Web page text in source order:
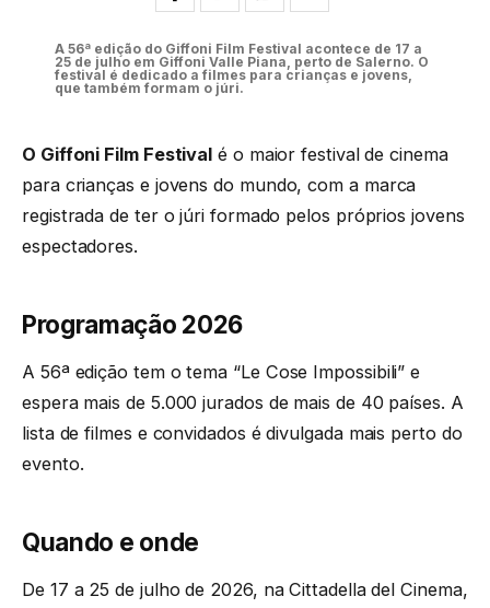
A 56ª edição do Giffoni Film Festival acontece de 17 a
25 de julho em Giffoni Valle Piana, perto de Salerno. O
festival é dedicado a filmes para crianças e jovens,
que também formam o júri.
O Giffoni Film Festival é o maior festival de cinema
para crianças e jovens do mundo, com a marca
registrada de ter o júri formado pelos próprios jovens
espectadores.
Programação 2026
A 56ª edição tem o tema “Le Cose Impossibili” e
espera mais de 5.000 jurados de mais de 40 países. A
lista de filmes e convidados é divulgada mais perto do
evento.
Quando e onde
De 17 a 25 de julho de 2026, na Cittadella del Cinema,